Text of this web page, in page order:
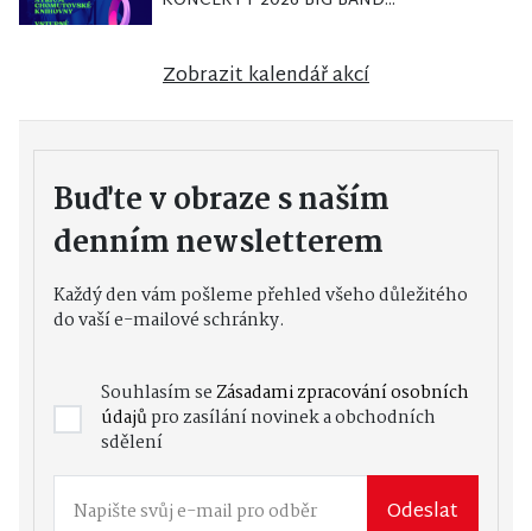
Zobrazit kalendář akcí
Buďte v obraze s naším
denním newsletterem
Každý den vám pošleme přehled všeho důležitého
do vaší e-mailové schránky.
Souhlasím seZásadami zpracování osobních
údajůpro zasílání novinek a obchodních
sdělení
Odeslat